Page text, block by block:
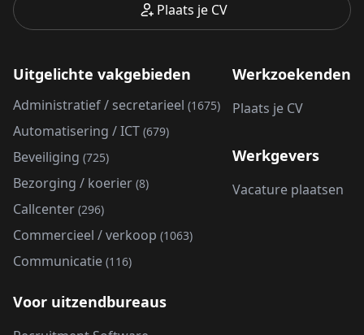
Plaats je CV
Uitgelichte vakgebieden
Administratief / secretarieel (1675)
Automatisering / ICT (679)
Beveiliging (725)
Bezorging / koerier (8)
Callcenter (296)
Commercieel / verkoop (1063)
Communicatie (116)
Werkzoekenden
Plaats je CV
Werkgevers
Vacature plaatsen
Voor uitzendbureaus